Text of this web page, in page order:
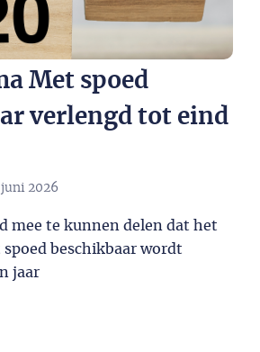
Met spoed
verlengd tot eind
juni 2026
mee te kunnen delen dat het
beschikbaar wordt
jaar